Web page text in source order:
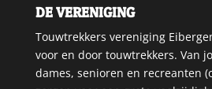
DE VERENIGING
Touwtrekkers vereniging
voor en door touwtrekkers. Van
dames, senioren en recreanten